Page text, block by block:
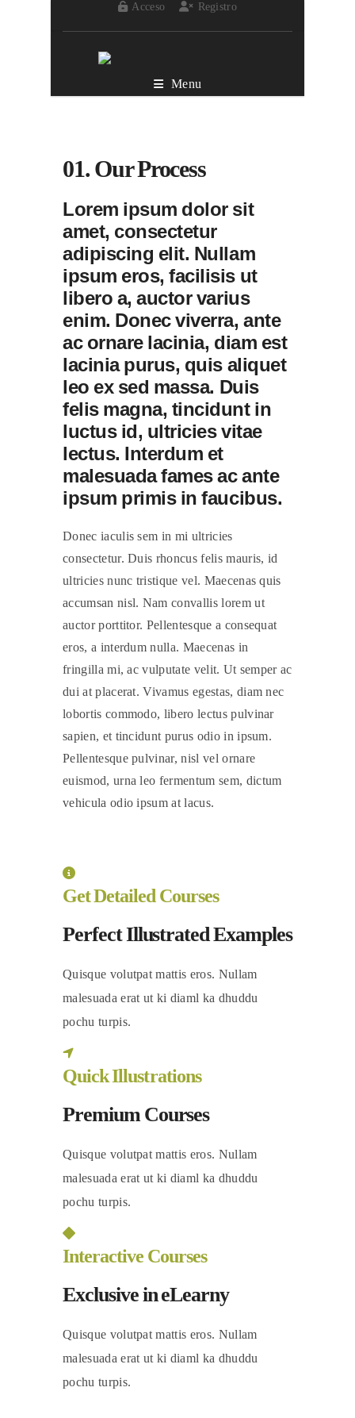
Acceso Registro
Menu
01. Our Process
Lorem ipsum dolor sit
amet, consectetur
adipiscing elit. Nullam
ipsum eros, facilisis ut
libero a, auctor varius
enim. Donec viverra, ante
ac ornare lacinia, diam est
lacinia purus, quis aliquet
leo ex sed massa. Duis
felis magna, tincidunt in
luctus id, ultricies vitae
lectus. Interdum et
malesuada fames ac ante
ipsum primis in faucibus.
Donec iaculis sem in mi ultricies
consectetur. Duis rhoncus felis mauris, id
ultricies nunc tristique vel. Maecenas quis
accumsan nisl. Nam convallis lorem ut
auctor porttitor. Pellentesque a consequat
eros, a interdum nulla. Maecenas in
fringilla mi, ac vulputate velit. Ut semper ac
dui at placerat. Vivamus egestas, diam nec
lobortis commodo, libero lectus pulvinar
sapien, et tincidunt purus odio in ipsum.
Pellentesque pulvinar, nisl vel ornare
euismod, urna leo fermentum sem, dictum
vehicula odio ipsum at lacus.
Get Detailed Courses
Perfect Illustrated Examples
Quisque volutpat mattis eros. Nullam
malesuada erat ut ki diaml ka dhuddu
pochu turpis.
Quick Illustrations
Premium Courses
Quisque volutpat mattis eros. Nullam
malesuada erat ut ki diaml ka dhuddu
pochu turpis.
Interactive Courses
Exclusive in eLearny
Quisque volutpat mattis eros. Nullam
malesuada erat ut ki diaml ka dhuddu
pochu turpis.